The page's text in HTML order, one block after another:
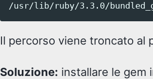
Il percorso viene troncato al
Soluzione: installare le gem